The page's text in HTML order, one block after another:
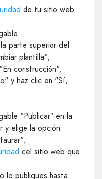
de tu sitio web
parte superior del
plantilla";
construcción";
y haz clic en "Sí,
"Publicar" en la
y elige la opción
del sitio web que
lo publiques hasta